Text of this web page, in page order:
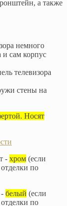
а также
немного
и сам корпус
телевизора
стены на
Носят
- хром (если
по
белый (если
по